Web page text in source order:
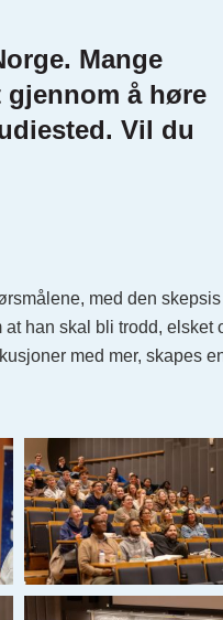
Mange
å høre
Vil du
med den skepsis
han skal bli trodd, elsket
med mer, skapes